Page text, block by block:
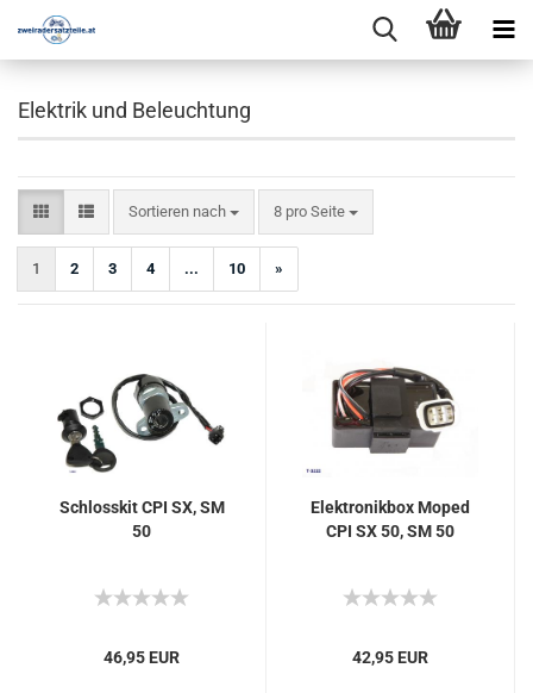
Elektrik und Beleuchtung
Sortieren nach
Sortieren nach 8 pro Seite
pro Seite
1 2 3 4 ... 10 »
Schlosskit CPI SX, SM
50
46,95 EUR
Elektronikbox Moped
CPI SX 50, SM 50
42,95 EUR